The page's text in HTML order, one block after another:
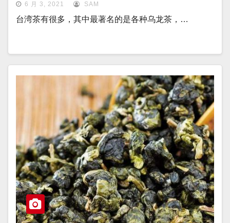
6 月 3, 2021 SAM
台湾茶有很多，其中最著名的是各种乌龙茶，…